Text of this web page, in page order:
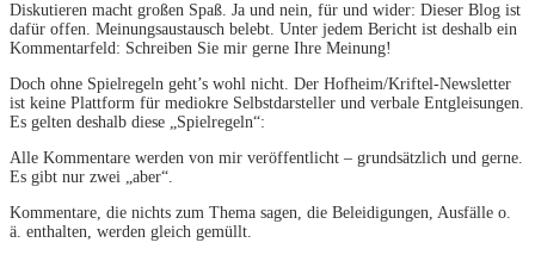
Diskutieren macht großen Spaß. Ja und nein, für und wider: Dieser Blog ist
dafür offen. Meinungsaustausch belebt. Unter jedem Bericht ist deshalb ein
Kommentarfeld: Schreiben Sie mir gerne Ihre Meinung!
Doch ohne Spielregeln geht’s wohl nicht. Der Hofheim/Kriftel-Newsletter
ist keine Plattform für mediokre Selbstdarsteller und verbale Entgleisungen.
Es gelten deshalb diese „Spielregeln“:
Alle Kommentare werden von mir veröffentlicht – grundsätzlich und gerne.
Es gibt nur zwei „aber“.
Kommentare, die nichts zum Thema sagen, die Beleidigungen, Ausfälle o.
ä. enthalten, werden gleich gemüllt.